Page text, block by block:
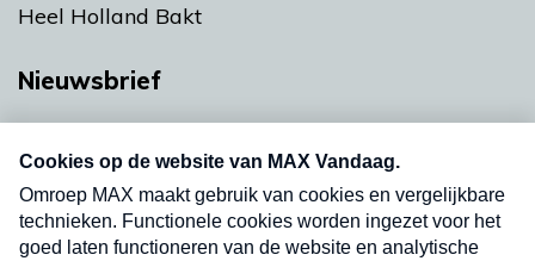
Heel Holland Bakt
Nieuwsbrief
nieuwsbrief. Elke vrijdag- en dinsdagochtend in
uw mailbox.
Verzend